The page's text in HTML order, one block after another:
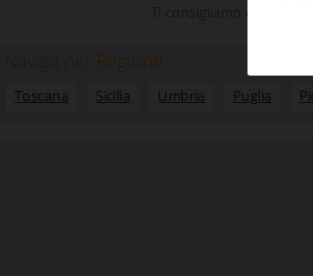
Ti consigliamo di
Naviga per Regione
Toscana Sicilia Umbria Puglia